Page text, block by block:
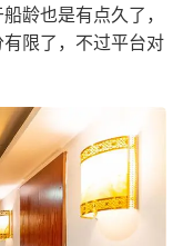
龄也是有点久了，
限了，不过平台对